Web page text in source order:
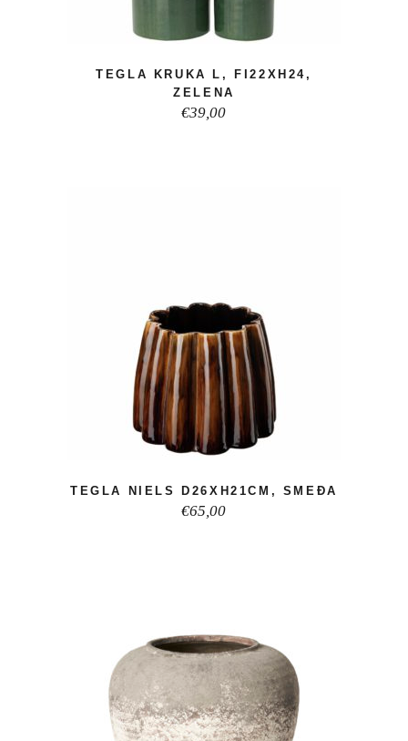
TEGLA KRUKA L, FI22XH24,
ZELENA
€39,00
TEGLA NIELS D26XH21CM, SMEĐA
€65,00